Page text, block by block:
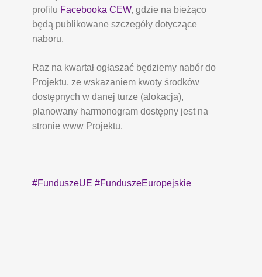
profilu Facebooka CEW, gdzie na bieżąco
będą publikowane szczegóły dotyczące
naboru.
Raz na kwartał ogłaszać będziemy nabór do
Projektu, ze wskazaniem kwoty środków
dostępnych w danej turze (alokacja),
planowany harmonogram dostępny jest na
stronie www Projektu.
#FunduszeUE #FunduszeEuropejskie